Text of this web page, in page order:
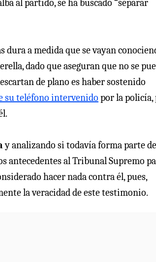
al partido, se ha buscado “separar
a medida que se vayan
dado que aseguran que no se
de plano es haber sostenido
su teléfono intervenido por la policía,
y analizando si todavía forma parte
antecedentes al Tribunal Supremo
hacer nada contra él, pues,
la veracidad de este testimonio.